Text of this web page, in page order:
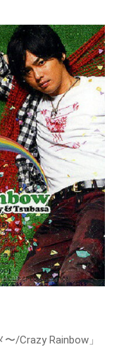
/Crazy Rainbow」